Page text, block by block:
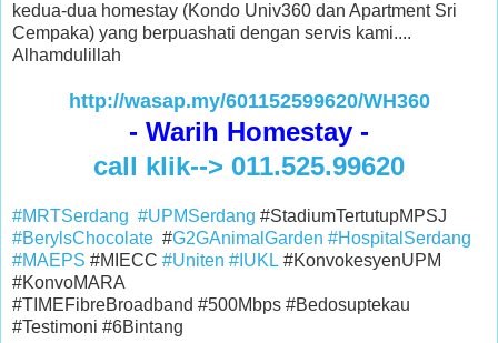
kedua-dua homestay (Kondo Univ360 dan Apartment Sri
Cempaka) yang berpuashati dengan servis kami....
Alhamdulillah
http://wasap.my/601152599620/WH360
- Warih Homestay -
call klik--> 011.525.99620
#MRTSerdang #UPMSerdang #StadiumTertutupMPSJ
#BerylsChocolate #G2GAnimalGarden #HospitalSerdang
#MAEPS #MIECC #Uniten #IUKL #KonvokesyenUPM
#KonvoMARA
#TIMEFibreBroadband #500Mbps #Bedosuptekau
#Testimoni #6Bintang